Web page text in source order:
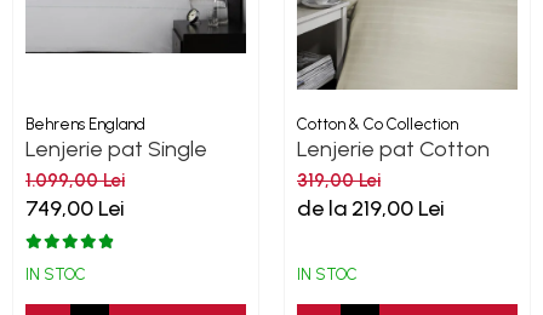
Behrens England
Lenjerie pat Single
Row - Duck EGG
800TC
1.099,00 Lei
749,00 Lei
IN STOC
Cotton & Co Collection
Lenjerie pat Cotton
Collection
319,00 Lei
de la 219,00 Lei
IN STOC